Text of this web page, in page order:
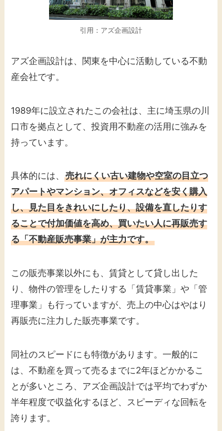
引用：アズ企画設計
アズ企画設計は、関東を中心に活動している不動
産会社です。
1989年に設立されたこの会社は、主に埼玉県の川
口市を拠点として、投資用不動産の活用に強みを
持っています。
具体的には、売れにくい古い建物や空室の目立つ
アパートやマンション、オフィスなどを安く購入
し、見た目をきれいにしたり、設備を直したりす
ることで付加価値を高め、買いたい人に再販売す
る「不動産販売事業」が主力です。
この販売事業以外にも、賃貸として貸し出した
り、物件の管理をしたりする「賃貸事業」や「管
理事業」も行っていますが、売上の中心はやはり
再販売に注力した販売事業です。
同社のスピードにも特徴があります。一般的に
は、不動産を買って売るまでに2年ほどかかるこ
とが多いところ、アズ企画設計では平均でわずか
半年程度で収益化するほど、スピーディな回転を
誇ります。